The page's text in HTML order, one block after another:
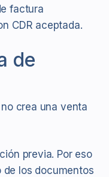
factura
CDR aceptada.
de
crea una venta
previa. Por eso
los documentos